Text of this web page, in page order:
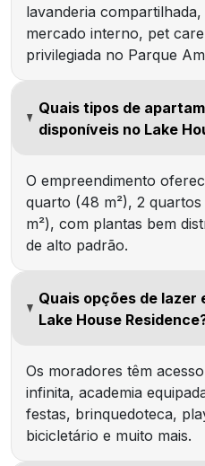
lavanderia
mercado interno, pet
privilegiada no Parque
Quais tipos de
disponíveis no Lake
O empreendimento
quarto (48 m²), 2 quartos
m²), com plantas bem
de alto padrão.
Quais opções de lazer
Lake House
Os moradores têm
infinita, academia
festas, brinquedoteca,
bicicletário e muito mais.